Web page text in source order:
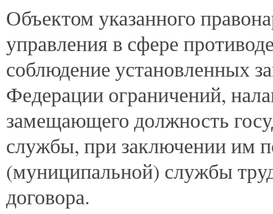
Объектом указанного
управления в сфере
соблюдение установленных
Федерации ограничений,
замещающего должность
службы, при заключении им
(муниципальной) службы
договора.